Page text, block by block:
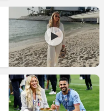
VOD
רץ ברשת
גביע המדינה
נבחרת ישראל
מכבי חיפה
בית"ר ירושלים
מכבי תל אביב
ליגה גרמנית
ליגה ספרדית
ליגה איטלקית
ליגה צרפתית
ליגה לאומית
כדורסל נשים
מכבי תל אביב
הפועל חולון
הפועל ירושלים
NBA
יורוליג
יורוקאפ
ענפים נוספים
טניס
כדוריד
כדורעף